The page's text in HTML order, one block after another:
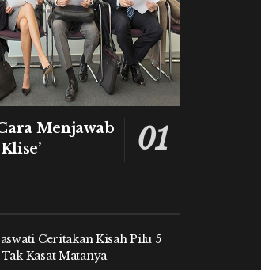
Menjawab
Ceritakan Kisah Pilu 5
Kasat Matanya